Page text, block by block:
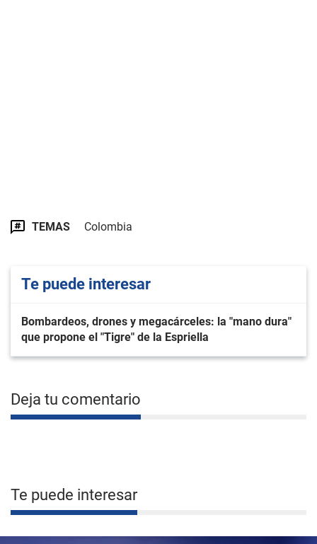
TEMAS Colombia
Te puede interesar
Bombardeos, drones y megacárceles: la "mano dura"
que propone el "Tigre" de la Espriella
Deja tu comentario
Te puede interesar